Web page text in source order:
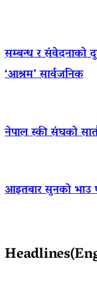
सम्बन्ध र संवेदनाको
‘आश्रम’ सार्वजनिक
नेपाल स्की संघको
आइतबार सुनको भाउ